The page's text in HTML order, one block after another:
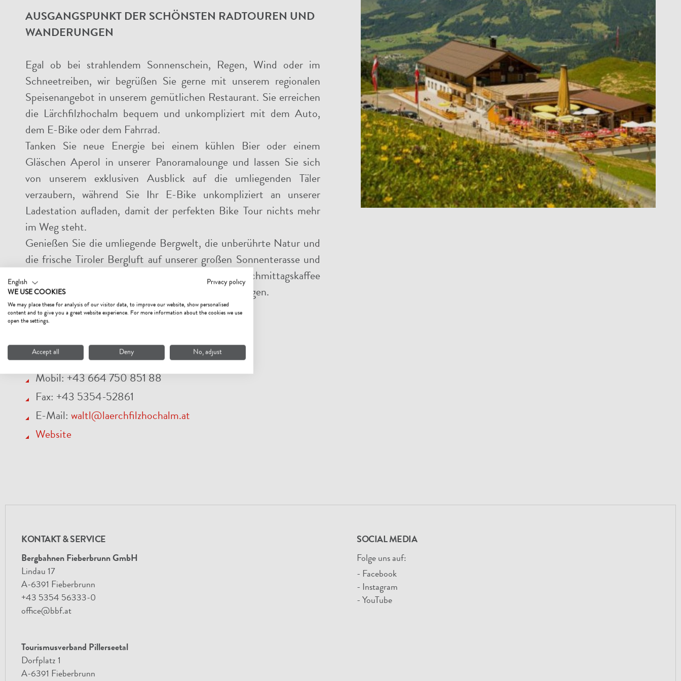
AUSGANGSPUNKT DER SCHÖNSTEN RADTOUREN UND
WANDERUNGEN
Egal ob bei strahlendem Sonnenschein, Regen, Wind oder im
Schneetreiben, wir begrüßen Sie gerne mit unserem regionalen
Speisenangebot in unserem gemütlichen Restaurant. Sie erreichen
die Lärchfilzhochalm bequem und unkompliziert mit dem Auto,
dem E-Bike oder dem Fahrrad.
Tanken Sie neue Energie bei einem kühlen Bier oder einem
Gläschen Aperol in unserer Panoramalounge und lassen Sie sich
von unserem exklusiven Ausblick auf die umliegenden Täler
verzaubern, während Sie Ihr E-Bike unkompliziert an unserer
Ladestation aufladen, damit der perfekten Bike Tour nichts mehr
im Weg steht.
Genießen Sie die umliegende Bergwelt, die unberührte Natur und
die frische Tiroler Bergluft auf unserer großen Sonnenterasse und
lassen Sie Ihren Wandertag gemütlich bei einem Nachmittagskaffee
und einem Stück selbstgebackenem Kuchen ausklingen.
Kontakt
Alpengasthof Lärchfilzhochalm
Almen 43, 6391 Fieberbrunn
Mobil: +43 664 750 851 88
Fax: +43 5354-52861
E-Mail: waltl@laerchfilzhochalm.at
Website
KONTAKT & SERVICE
Bergbahnen Fieberbrunn GmbH
Lindau 17
A-6391 Fieberbrunn
+43 5354 56333-0
office@bbf.at
Tourismusverband Pillerseetal
Dorfplatz 1
A-6391 Fieberbrunn
SOCIAL MEDIA
Folge uns auf:
- Facebook
- Instagram
- YouTube
English
Privacy policy
WE USE COOKIES
We may place these for analysis of our visitor data, to improve our website, show personalised
content and to give you a great website experience. For more information about the cookies we use
open the settings.
Accept all Deny No, adjust